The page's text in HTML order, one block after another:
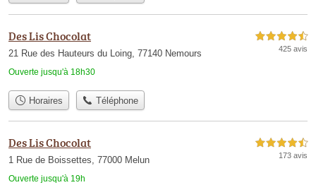
Des Lis Chocolat
21 Rue des Hauteurs du Loing, 77140 Nemours
Ouverte jusqu'à 18h30
4,5 étoiles sur 5
425 avis
Horaires Téléphone
Des Lis Chocolat
1 Rue de Boissettes, 77000 Melun
Ouverte jusqu'à 19h
4,5 étoiles sur 5
173 avis